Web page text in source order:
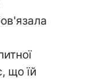
що їй